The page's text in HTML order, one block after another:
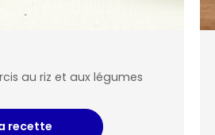
au riz et aux légumes
recette